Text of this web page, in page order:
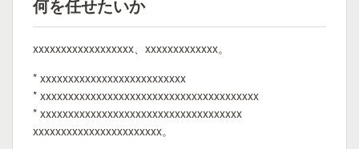
何を任せたいか
xxxxxxxxxxxxxxxxxx、xxxxxxxxxxxxx。
* xxxxxxxxxxxxxxxxxxxxxxxxxx
* xxxxxxxxxxxxxxxxxxxxxxxxxxxxxxxxxxxxxxx
* xxxxxxxxxxxxxxxxxxxxxxxxxxxxxxxxxxxx
xxxxxxxxxxxxxxxxxxxxxxx。